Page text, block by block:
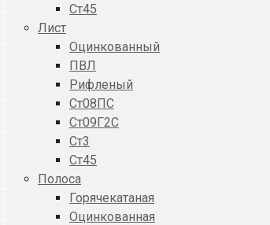
Ст45
Лист
Оцинкованный
ПВЛ
Рифленый
Ст08ПС
Ст09Г2С
Ст3
Ст45
Полоса
Горячекатаная
Оцинкованная